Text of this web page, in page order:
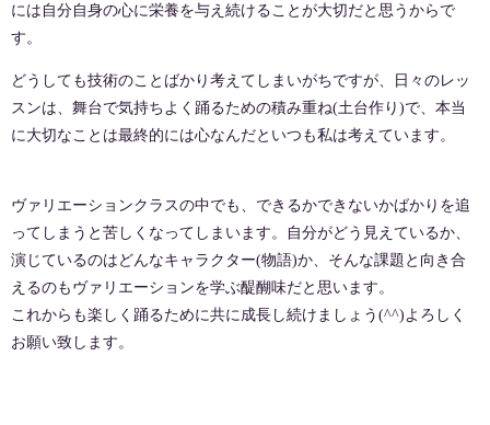
には自分自身の心に栄養を与え続けることが大切だと思うからで
す。
どうしても技術のことばかり考えてしまいがちですが、日々のレッ
スンは、舞台で気持ちよく踊るための積み重ね(土台作り)で、本当
に大切なことは最終的には心なんだといつも私は考えています。
ヴァリエーションクラスの中でも、できるかできないかばかりを追
ってしまうと苦しくなってしまいます。自分がどう見えているか、
演じているのはどんなキャラクター(物語)か、そんな課題と向き合
えるのもヴァリエーションを学ぶ醍醐味だと思います。
これからも楽しく踊るために共に成長し続けましょう(^^)よろしく
お願い致します。